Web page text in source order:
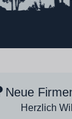
Neue
Herzlich